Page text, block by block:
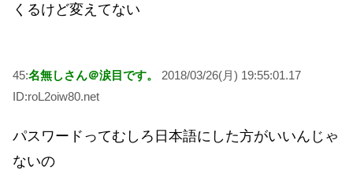
くるけど変えてない
45:名無しさん＠涙目です。
2018/03/26(月) 19:55:01.17
ID:roL2oiw80.net
パスワードってむしろ日本語にした方がいいんじゃ
ないの